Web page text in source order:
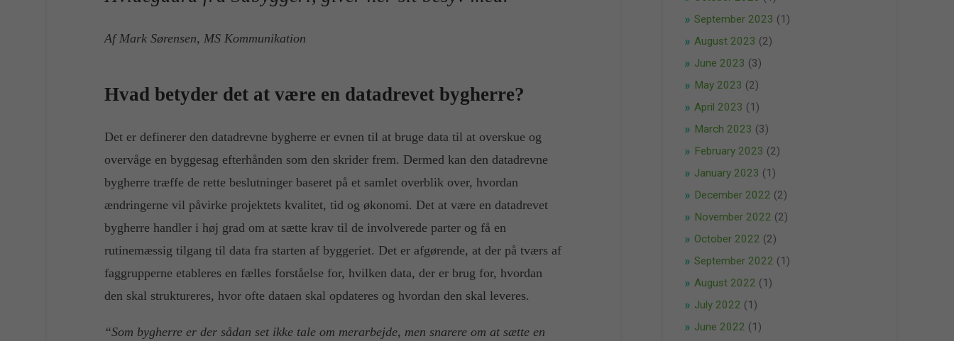
Af Mark Sørensen, MS Kommunikation
Hvad betyder det at være en datadrevet bygherre?
Det er definerer den datadrevne bygherre er evnen til at bruge data til at overskue og
overvåge en byggesag efterhånden som den skrider frem. Dermed kan den datadrevne
bygherre træffe de rette beslutninger baseret på et samlet overblik over, hvordan
ændringerne vil påvirke projektets kvalitet, tid og økonomi. Det at være en datadrevet
bygherre handler i høj grad om at sætte krav til de involverede parter og få en
rutinemæssig tilgang til data fra starten af byggeriet. Det er afgørende, at der på tværs af
faggrupperne etableres en fælles forståelse for, hvilken data, der er brug for, hvordan
den skal struktureres, hvor ofte dataen skal opdateres og hvordan den skal leveres.
“Som bygherre er der sådan set ikke tale om merarbejde, men snarere om at sætte en
September 2023 (1)
August 2023 (2)
June 2023 (3)
May 2023 (2)
April 2023 (1)
March 2023 (3)
February 2023 (2)
January 2023 (1)
December 2022 (2)
November 2022 (2)
October 2022 (2)
September 2022 (1)
August 2022 (1)
July 2022 (1)
June 2022 (1)